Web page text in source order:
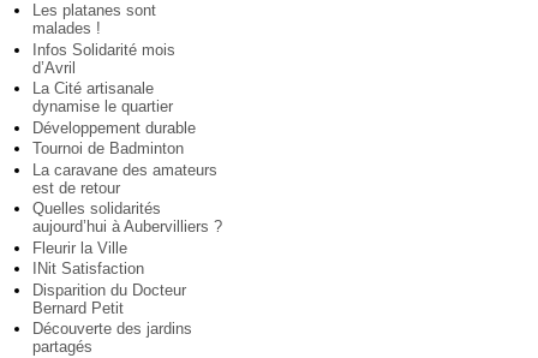
Les platanes sont
malades !
Infos Solidarité mois
d’Avril
La Cité artisanale
dynamise le quartier
Développement durable
Tournoi de Badminton
La caravane des amateurs
est de retour
Quelles solidarités
aujourd’hui à Aubervilliers ?
Fleurir la Ville
INit Satisfaction
Disparition du Docteur
Bernard Petit
Découverte des jardins
partagés